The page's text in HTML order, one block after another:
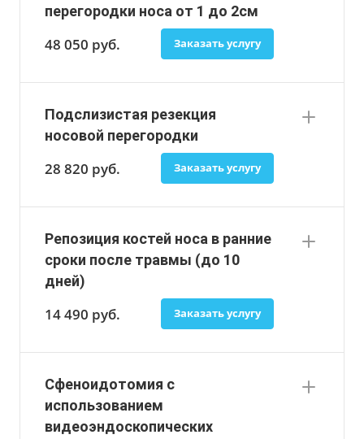
перегородки носа от 1 до 2см
48 050 руб. Заказать услугу
Подслизистая резекция
носовой перегородки
28 820 руб. Заказать услугу
Репозиция костей носа в ранние
сроки после травмы (до 10
дней)
14 490 руб. Заказать услугу
Сфеноидотомия с
использованием
видеоэндоскопических